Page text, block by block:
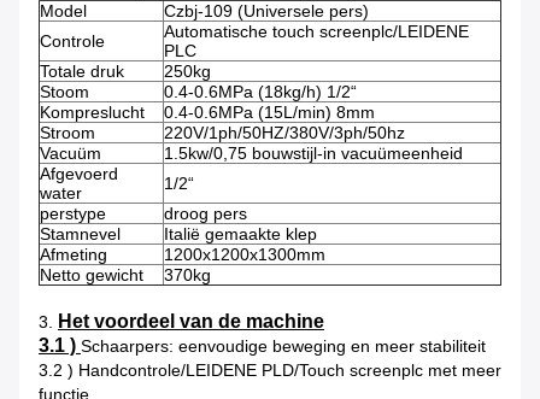
Model
Czbj-109 (Universele pers)
Controle
Automatische touch screenplc/LEIDENE
PLC
Totale druk
250kg
Stoom
0.4-0.6MPa (18kg/h) 1/2“
Kompreslucht
0.4-0.6MPa (15L/min) 8mm
Stroom
220V/1ph/50HZ/380V/3ph/50hz
Vacuüm
1.5kw/0,75 bouwstijl-in vacuümeenheid
Afgevoerd
water
1/2“
perstype
droog pers
Stamnevel
Italië gemaakte klep
Afmeting
1200x1200x1300mm
Netto gewicht
370kg
3. Het voordeel van de machine
3.1 ) Schaarpers: eenvoudige beweging en meer stabiliteit
3.2 ) Handcontrole/LEIDENE PLD/Touch screenplc met meer
functie